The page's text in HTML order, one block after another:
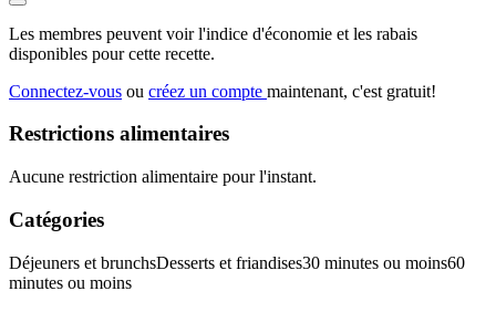
Les membres peuvent voir l'indice d'économie et les rabais
disponibles pour cette recette.
Connectez-vous ou créez un compte maintenant, c'est gratuit!
Restrictions alimentaires
Aucune restriction alimentaire pour l'instant.
Catégories
Déjeuners et brunchsDesserts et friandises30 minutes ou moins60
minutes ou moins